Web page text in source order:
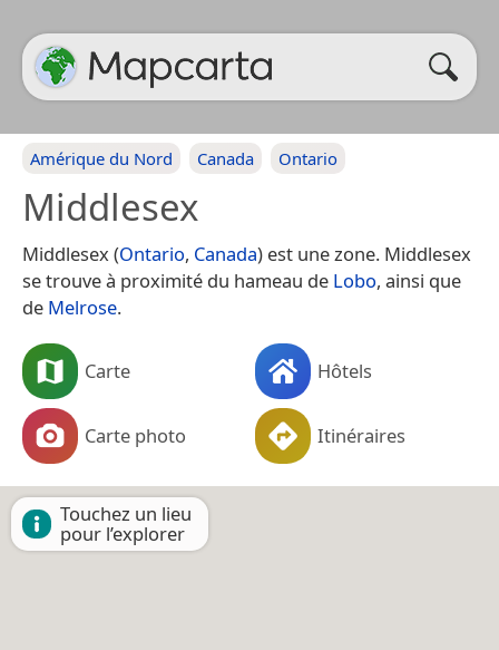
Amérique du Nord Canada Ontario
Middlesex
Middlesex (Ontario, Canada) est une zone. Middlesex
se trouve à proximité du hameau de Lobo, ainsi que
de Melrose.
Carte Hôtels
Carte photo Itinéraires
Touchez un lieu
pour l’explorer